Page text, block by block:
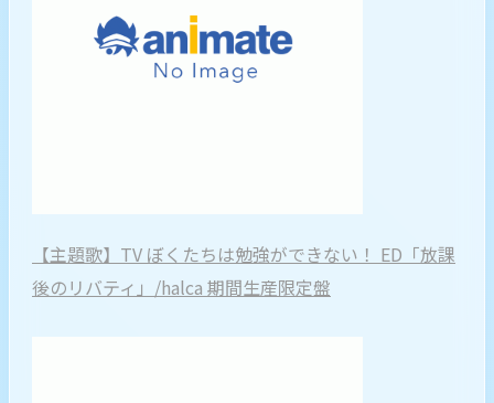
【主題歌】TV ぼくたちは勉強ができない！ ED「放課
後のリバティ」/halca 期間生産限定盤